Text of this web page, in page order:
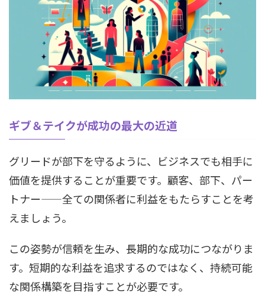
ギブ＆テイクが成功の最大の近道
グリードが部下を守るように、ビジネスでも相手に
価値を提供することが重要です。顧客、部下、パー
トナー——全ての関係者に利益をもたらすことを考
えましょう。
この姿勢が信頼を生み、長期的な成功につながりま
す。短期的な利益を追求するのではなく、持続可能
な関係構築を目指すことが必要です。